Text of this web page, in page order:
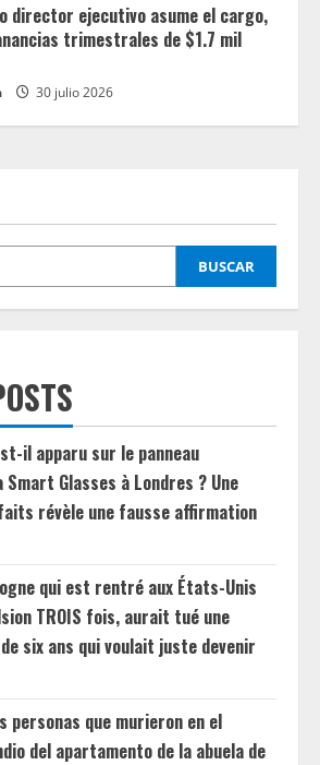
director ejecutivo asume el cargo,
trimestrales de $1.7 mil
30 julio 2026
BUSCAR
il apparu sur le panneau
Glasses à Londres ? Une
révèle une fausse affirmation
qui est rentré aux États-Unis
TROIS fois, aurait tué une
six ans qui voulait juste devenir
personas que murieron en el
del apartamento de la abuela de